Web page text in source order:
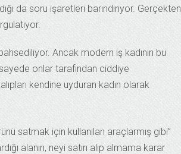
da soru işaretleri barındırıyor. Gerçekten
Ancak modern iş kadının bu
sayede onlar tarafından ciddiye
kendine uyduran kadın olarak
satmak için kullanılan araçlarmış gibi”
alanın, neyi satın alıp almama karar